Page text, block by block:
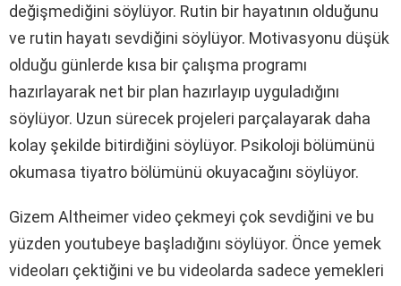
değişmediğini söylüyor. Rutin bir hayatının olduğunu
ve rutin hayatı sevdiğini söylüyor. Motivasyonu düşük
olduğu günlerde kısa bir çalışma programı
hazırlayarak net bir plan hazırlayıp uyguladığını
söylüyor. Uzun sürecek projeleri parçalayarak daha
kolay şekilde bitirdiğini söylüyor. Psikoloji bölümünü
okumasa tiyatro bölümünü okuyacağını söylüyor.
Gizem Altheimer video çekmeyi çok sevdiğini ve bu
yüzden youtubeye başladığını söylüyor. Önce yemek
videoları çektiğini ve bu videolarda sadece yemekleri